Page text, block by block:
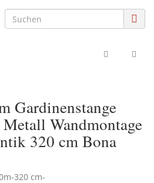
Gardinenstange
Wandmontage
320 cm Bona
320 cm-